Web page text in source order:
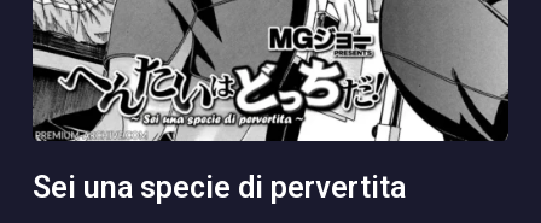
sei una specie di pervertita